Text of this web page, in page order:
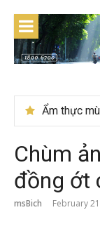
content
Chùm
đồng ớt
msBich February